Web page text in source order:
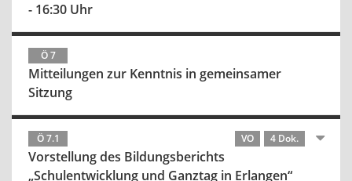
- 16:30 Uhr
Ö 7
Mitteilungen zur Kenntnis in gemeinsamer
Sitzung
Ö 7.1 VO 4 Dok.
Vorstellung des Bildungsberichts
„Schulentwicklung und Ganztag in Erlangen“